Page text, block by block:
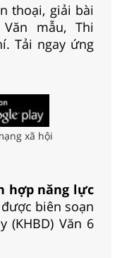
thoại, giải bài
mẫu, Thi
Tải ngay ứng
xã hội
hợp năng lực
biên soạn
(KHBD) Văn 6